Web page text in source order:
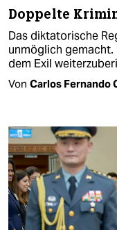
Doppelte
Das diktatorische
unmöglich gemacht.
dem Exil
Von Carlos Fernando